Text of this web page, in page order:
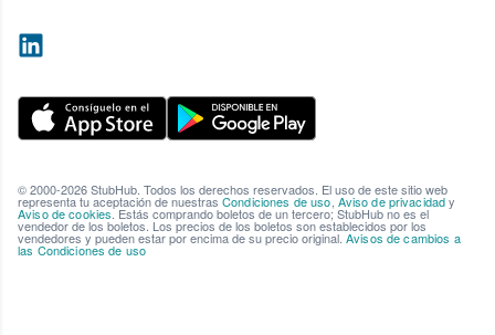
© 2000-2026 StubHub. Todos los derechos reservados. El uso de este sitio web
representa tu aceptación de nuestras Condiciones de uso Aviso de privacidady
Aviso de cookies. Estás comprando boletos de un tercero; StubHub no es el
vendedor de los boletos. Los precios de los boletos son establecidos por los
vendedores y pueden estar por encima de su precio original. Avisos de cambios a
las Condiciones de uso